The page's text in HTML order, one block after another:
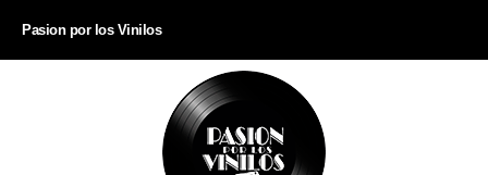
Pasion por los Vinilos